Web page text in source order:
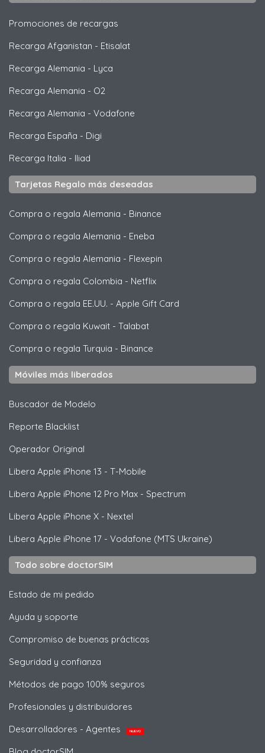
Promociones de recargas
Recarga Afganistan - Etisalat
Recarga Alemania - Lyca
Recarga Alemania - O2
Recarga Alemania - Vodafone
Recarga España - Digi
Recarga Italia - Iliad
Tarjetas Regalo más deseadas
Compra o regala Alemania - Binance
Compra o regala Alemania - Eneba
Compra o regala Alemania - Flexepin
Compra o regala Colombia - Netflix
Compra o regala EE.UU. - Apple Gift Card
Compra o regala Kuwait - Talabat
Compra o regala Turquia - Binance
Móviles más liberados
Buscador de Modelo
Reporte Blacklist
Operador Original
Libera Apple iPhone 13 - T-Mobile
Libera Apple iPhone 12 Pro Max - Spectrum
Libera Apple iPhone X - Nextel
Libera Apple iPhone 17 - Vodafone (MTS Ukraine)
Todo sobre doctorSIM
Estado de mi pedido
Ayuda y soporte
Compromiso de buenas prácticas
Seguridad y confianza
Métodos de pago 100% seguros
Profesionales y distribuidores
Desarrolladores - Agentes
NUEVO